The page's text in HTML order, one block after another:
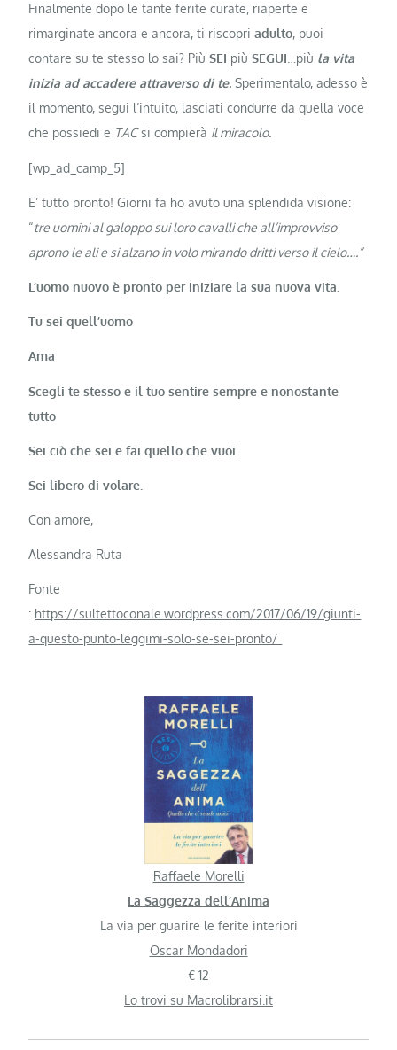
Finalmente dopo le tante ferite curate, riaperte e
rimarginate ancora e ancora, ti riscopriadulto, puoi
contare su te stesso lo sai? PiùSEI piùSEGUI …più la vita
inizia ad accadere attraverso di te. Sperimentalo, adesso è
il momento, segui l’intuito, lasciati condurre da quella voce
che possiedi e TACsi compierà il miracolo.
[wp_ad_camp_5]
E’ tutto pronto! Giorni fa ho avuto una splendida visione:
“tre uomini al galoppo sui loro cavalli che all’improvviso
aprono le ali e si alzano in volo mirando dritti verso il cielo….”
L’uomo nuovo è pronto per iniziare la sua nuova vita.
Tu sei quell’uomo
Ama
Scegli te stesso e il tuo sentire sempre e nonostante
tutto
Sei ciò che sei e fai quello che vuoi.
Sei libero di volare.
Con amore,
Alessandra Ruta
Fonte
: https://sultettoconale.wordpress.com/2017/06/19/giunti-
a-questo-punto-leggimi-solo-se-sei-pronto/
Raffaele Morelli
La Saggezza dell’Anima
La via per guarire le ferite interiori
Oscar Mondadori
€ 12
Lo trovi su Macrolibrarsi.it